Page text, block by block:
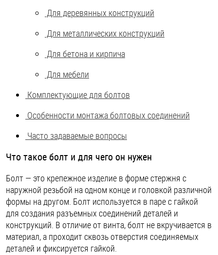
Шайбы
Шпильки
Шплинты
Штифты и пальцы
Для деревянных конструкций
Для металлических конструкций
Для бетона и кирпича
Для мебели
Комплектующие для болтов
Особенности монтажа болтовых соединений
Часто задаваемые вопросы
Что такое болт и для чего он нужен
Болт — это крепежное изделие в форме стержня с
наружной резьбой на одном конце и головкой различной
формы на другом. Болт используется в паре с гайкой
для создания разъемных соединений деталей и
конструкций. В отличие от винта, болт не вкручивается в
материал, а проходит сквозь отверстия соединяемых
деталей и фиксируется гайкой.